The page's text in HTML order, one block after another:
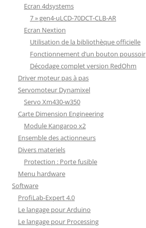
Ecran 4dsystems
7 » gen4-uLCD-70DCT-CLB-AR
Ecran Nextion
Utilisation de la bibliothèque officielle
Fonctionnement d’un bouton poussoir
Décodage complet version RedOhm
Driver moteur pas à pas
Servomoteur Dynamixel
Servo Xm430-w350
Carte Dimension Engineering
Module Kangaroo x2
Ensemble des actionneurs
Divers materiels
Protection : Porte fusible
Menu hardware
Software
ProfiLab-Expert 4.0
Le langage pour Arduino
Le langage pour Processing